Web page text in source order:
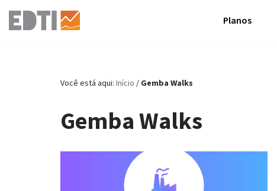
Pular
Planos
Você está aqui: Início / Gemba Walks
Gemba Walks